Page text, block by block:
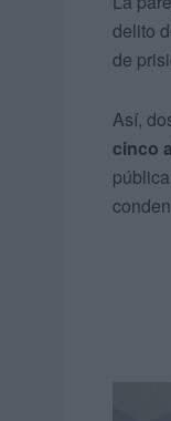
delito
de
Así,
cinco